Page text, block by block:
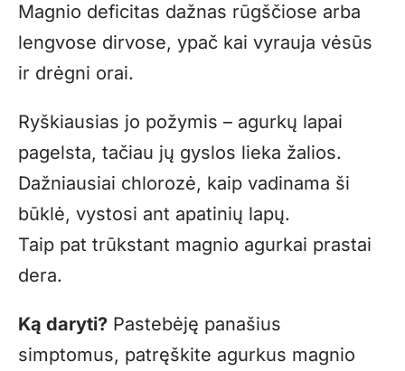
Magnio deficitas dažnas rūgščiose arba
lengvose dirvose, ypač kai vyrauja vėsūs
ir drėgni orai.
Ryškiausias jo požymis – agurkų lapai
pagelsta, tačiau jų gyslos lieka žalios.
Dažniausiai chlorozė, kaip vadinama ši
būklė, vystosi ant apatinių lapų.
Taip pat trūkstant magnio agurkai prastai
dera.
Ką daryti? Pastebėję panašius
simptomus, patręškite agurkus magnio